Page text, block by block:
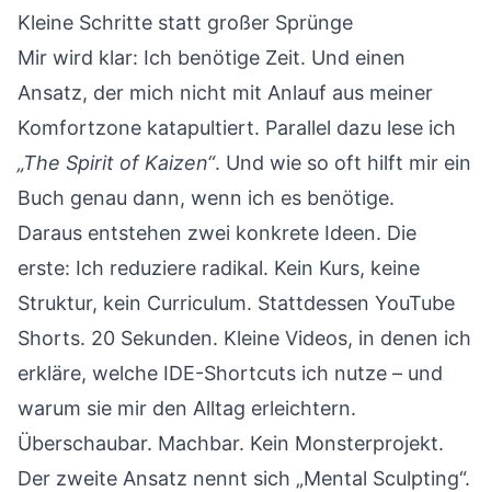
Kleine Schritte statt großer Sprünge
Mir wird klar: Ich benötige Zeit. Und einen
Ansatz, der mich nicht mit Anlauf aus meiner
Komfortzone katapultiert. Parallel dazu lese ich
„The Spirit of Kaizen“. Und wie so oft hilft mir ein
Buch genau dann, wenn ich es benötige.
Daraus entstehen zwei konkrete Ideen. Die
erste: Ich reduziere radikal. Kein Kurs, keine
Struktur, kein Curriculum. Stattdessen YouTube
Shorts. 20 Sekunden. Kleine Videos, in denen ich
erkläre, welche IDE-Shortcuts ich nutze – und
warum sie mir den Alltag erleichtern.
Überschaubar. Machbar. Kein Monsterprojekt.
Der zweite Ansatz nennt sich „Mental Sculpting“.